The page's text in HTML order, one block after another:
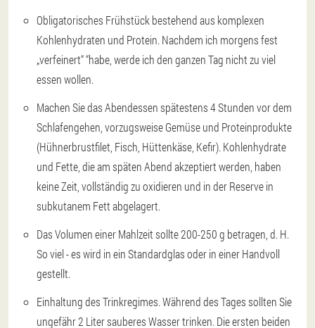
Obligatorisches Frühstück bestehend aus komplexen
Kohlenhydraten und Protein. Nachdem ich morgens fest
„verfeinert“ “habe, werde ich den ganzen Tag nicht zu viel
essen wollen.
Machen Sie das Abendessen spätestens 4 Stunden vor dem
Schlafengehen, vorzugsweise Gemüse und Proteinprodukte
(Hühnerbrustfilet, Fisch, Hüttenkäse, Kefir). Kohlenhydrate
und Fette, die am späten Abend akzeptiert werden, haben
keine Zeit, vollständig zu oxidieren und in der Reserve in
subkutanem Fett abgelagert.
Das Volumen einer Mahlzeit sollte 200-250 g betragen, d. H.
So viel - es wird in ein Standardglas oder in einer Handvoll
gestellt.
Einhaltung des Trinkregimes. Während des Tages sollten Sie
ungefähr 2 Liter sauberes Wasser trinken. Die ersten beiden